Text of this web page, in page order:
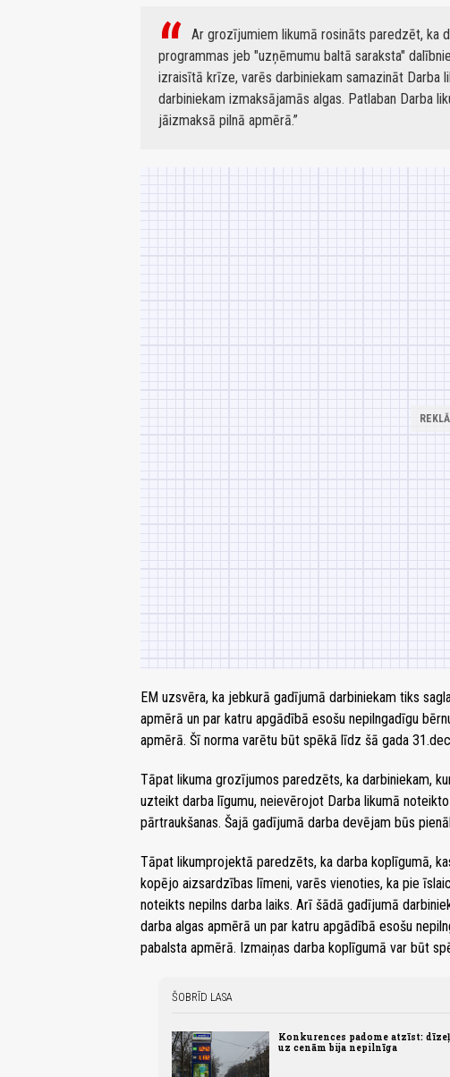
Ar grozījumiem likumā rosināts paredzēt, ka
programmas jeb "uzņēmumu baltā saraksta"
izraisītā krīze, varēs darbiniekam samazināt
darbiniekam izmaksājamās algas. Patlaban Darba
jāizmaksā pilnā apmērā.
EM uzsvēra, ka jebkurā gadījumā darbiniekam tiks
apmērā un par katru apgādībā esošu nepilngadīgu
apmērā. Šī norma varētu būt spēkā līdz šā gada
Tāpat likuma grozījumos paredzēts, ka darbiniekam,
uzteikt darba līgumu, neievērojot Darba likumā
pārtraukšanas. Šajā gadījumā darba devējam būs
Tāpat likumprojektā paredzēts, ka darba koplīgumā,
kopējo aizsardzības līmeni, varēs vienoties, ka pie
noteikts nepilns darba laiks. Arī šādā gadījumā
darba algas apmērā un par katru apgādībā esošu
pabalsta apmērā. Izmaiņas darba koplīgumā var būt
ŠOBRĪD LASA
Konkurences padome atzīst:
uz cenām bija nepilnīga